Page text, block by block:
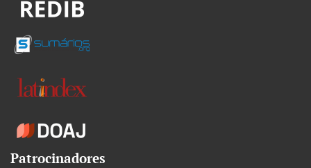
Patrocinadores